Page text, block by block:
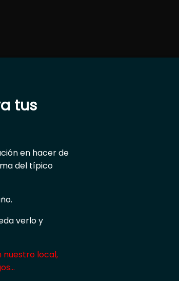
tus
en hacer de
del típico
verlo y
local,